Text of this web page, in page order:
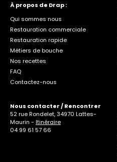
À propos de Drap :
Qui sommes nous
Restauration commerciale
Restauration rapide
Métiers de bouche
Nos recettes
FAQ
Contactez-nous
Nous contacter / Rencontrer
52 rue Rondelet, 34970 Lattes-
Maurin - Itinéraire
04 99 61 57 66